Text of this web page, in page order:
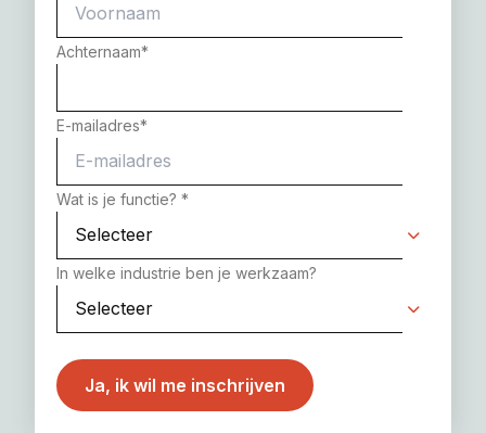
Achternaam*
E-mailadres*
Wat is je functie? *
In welke industrie ben je werkzaam?